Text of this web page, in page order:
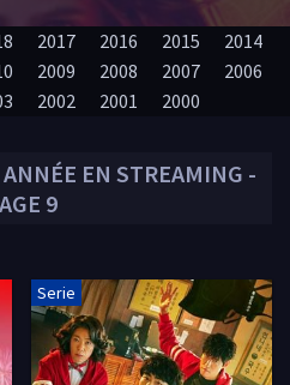
ANNÉE EN STREAMING -
9
Serie
2017 2016 2015
2014
2009 2008 2007
2006
2002 2001 2000